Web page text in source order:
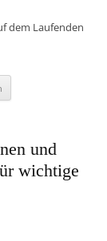
dem Laufenden
und
wichtige